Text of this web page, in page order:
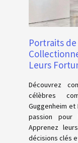
Portraits
Leurs
Découvrez
célèbres
Guggenheim
passion pour
Apprenez
décisions clés